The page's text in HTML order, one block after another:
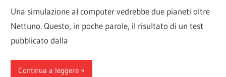
Una simulazione al computer vedrebbe due pianeti oltre
Nettuno. Questo, in poche parole, il risultato di un test
pubblicato dalla
Continua a leggere